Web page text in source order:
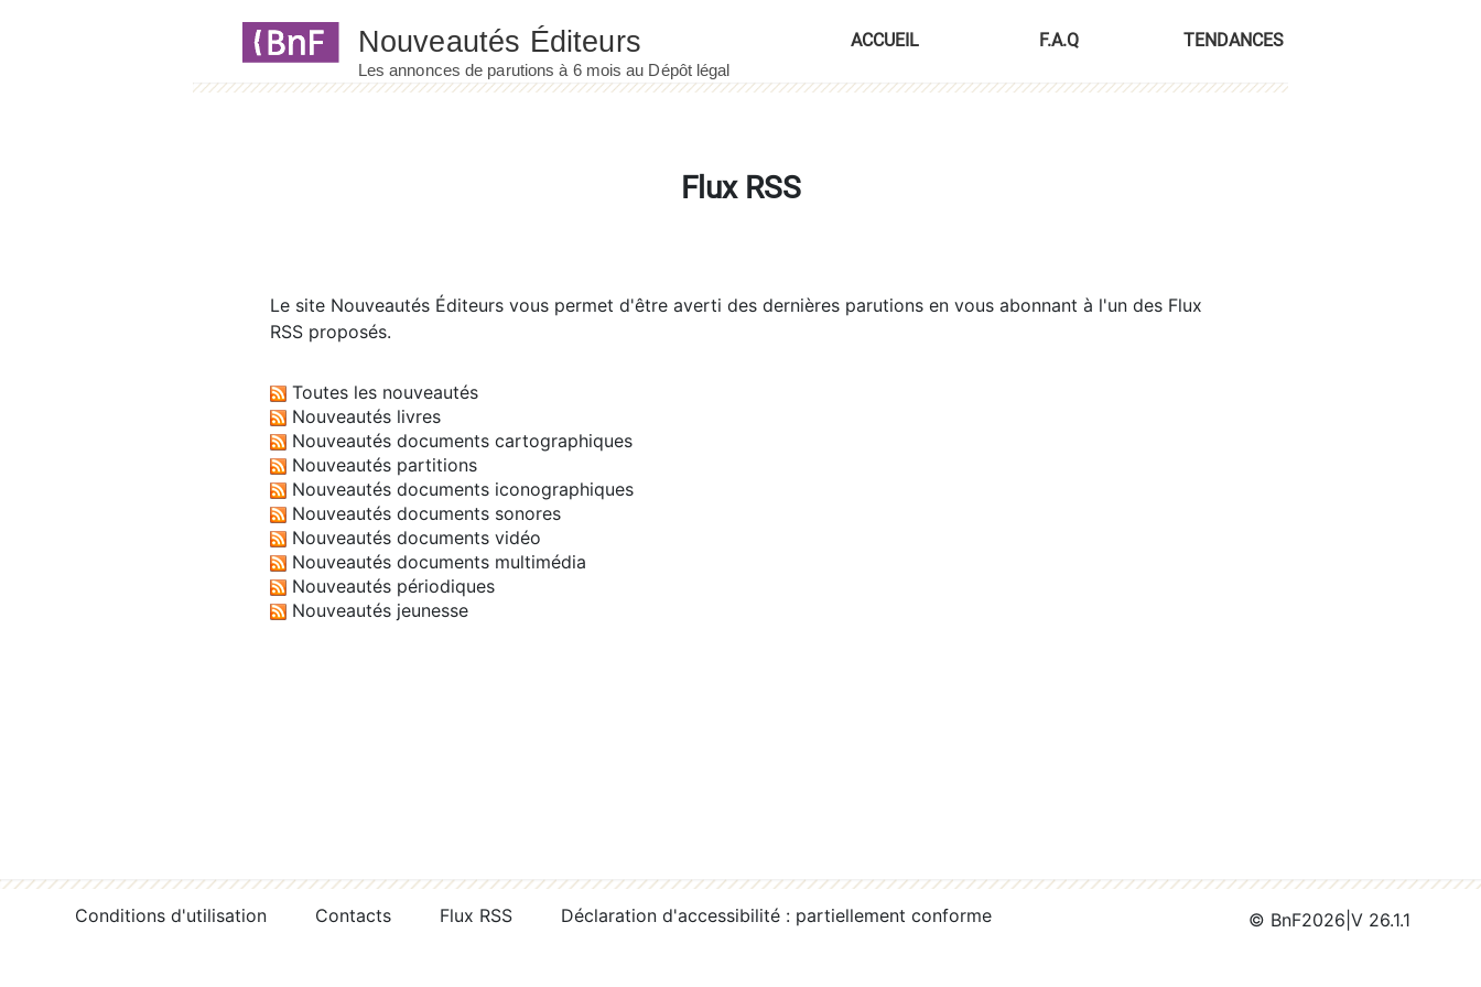
ACCUEIL F.A.Q TENDANCES
Flux RSS
Le site Nouveautés Éditeurs vous permet d'être averti des dernières parutions en vous abonnant à l'un des Flux
RSS proposés.
Toutes les nouveautés
Nouveautés livres
Nouveautés documents cartographiques
Nouveautés partitions
Nouveautés documents iconographiques
Nouveautés documents sonores
Nouveautés documents vidéo
Nouveautés documents multimédia
Nouveautés périodiques
Nouveautés jeunesse
Conditions d'utilisation Contacts Flux RSS Déclaration d'accessibilité : partiellement conforme © BnF2026 V 26.1.1